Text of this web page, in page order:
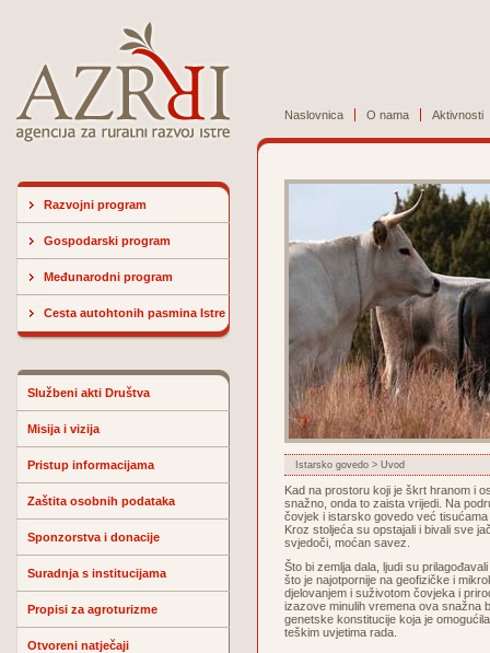
Naslovnica O nama Aktivnosti
Razvojni program
Gospodarski program
Međunarodni program
Cesta autohtonih pasmina Istre
Službeni akti Društva
Misija i vizija
Pristup informacijama
Zaštita osobnih podataka
Sponzorstva i donacije
Suradnja s institucijama
Propisi za agroturizme
Otvoreni natječaji
Istarsko govedo > Uvod
Kad na prostoru koji je škrt hranom i
snažno, onda to zaista vrijedi. Na
čovjek i istarsko govedo već
Kroz stoljeća su opstajali i bivali sve
svjedoči, moćan savez.
Što bi zemlja dala, ljudi su
što je najotpornije na geofizičke i
djelovanjem i suživotom čovjeka i
izazove minulih vremena ova snažna
genetske konstitucije koja je
teškim uvjetima rada.